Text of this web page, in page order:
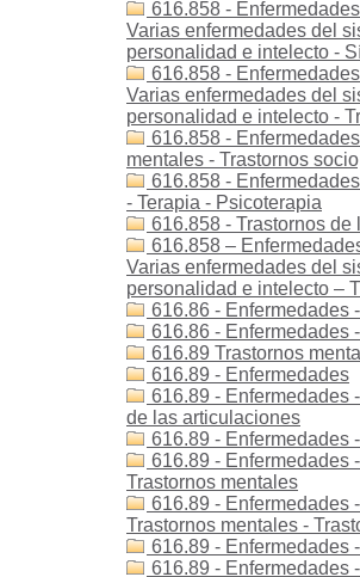
616.858 -
Varias enfermedades del
personalidad e intelecto -
616.858 -
Varias enfermedades del
personalidad e intelecto -
616.858 -
mentales - Trastornos
616.858 -
- Terapia - Psicoterapia
616.858 - Trastornos
616.858 –
Varias enfermedades del
personalidad e intelecto –
616.86 - Enfermedades
616.86 - Enfermedades
616.89 Trastornos
616.89 - Enfermedades
616.89 - Enfermedades
de las articulaciones
616.89 - Enfermedades
616.89 - Enfermedades
Trastornos mentales
616.89 - Enfermedades
Trastornos mentales -
616.89 - Enfermedades
616.89 - Enfermedades